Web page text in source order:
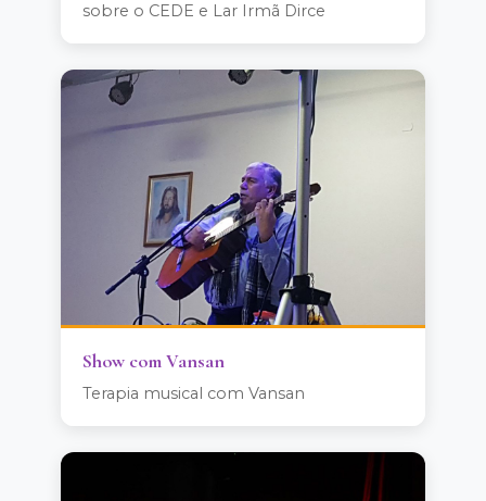
sobre o CEDE e Lar Irmã Dirce
Show com Vansan
Terapia musical com Vansan